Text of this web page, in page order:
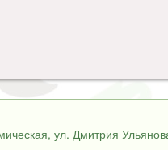
ул. Дмитрия